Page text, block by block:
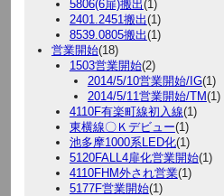
5806(6扉)搬出(1)
2401.2451搬出(1)
8539.0805搬出(1)
営業開始(18)
1503営業開始(2)
2014/5/10営業開始/IG(1)
2014/5/11営業開始/TM(1)
4110F有楽町線初入線(1)
東横線〇Ｋデビュー(1)
池多摩1000系LED化(1)
5120FALL4扉化営業開始(1)
4110FHM外され営業(1)
5177F営業開始(1)